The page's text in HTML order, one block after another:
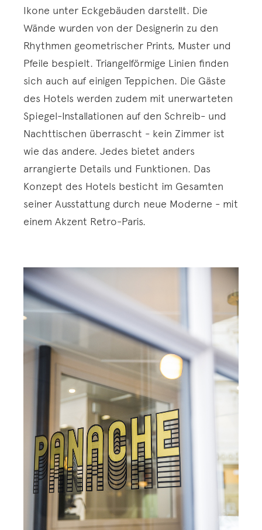
Ikone unter Eckgebäuden darstellt. Die
Wände wurden von der Designerin zu den
Rhythmen geometrischer Prints, Muster und
Pfeile bespielt. Triangelförmige Linien finden
sich auch auf einigen Teppichen. Die Gäste
des Hotels werden zudem mit unerwarteten
Spiegel-Installationen auf den Schreib- und
Nachttischen überrascht - kein Zimmer ist
wie das andere. Jedes bietet anders
arrangierte Details und Funktionen. Das
Konzept des Hotels besticht im Gesamten
seiner Ausstattung durch neue Moderne - mit
einem Akzent Retro-Paris.